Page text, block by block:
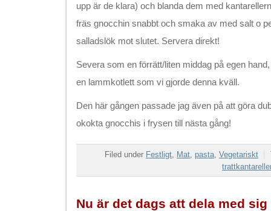
upp är de klara) och blanda dem med
fräs gnocchin snabbt och smaka av med salt o
salladslök mot slutet. Servera direkt!
Severa som en förrätt/liten middag på egen
en lammkotlett som vi gjorde denna kväll.
Den här gången passade jag även på att göra
okokta gnocchis i frysen till nästa gång!
Filed under Festligt, Mat, pasta, Vegetariskt
trattkantareller
Nu är det dags att dela med sig